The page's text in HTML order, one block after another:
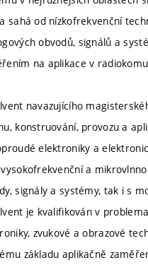
sahá od nízkofrekvenční
obvodů, signálů a
na aplikace v
navazujícího
konstruování, provozu a
elektroniky a
a
signály a systémy, tak i s
je kvalifikován v
zvukové a obrazové
základu aplikačně